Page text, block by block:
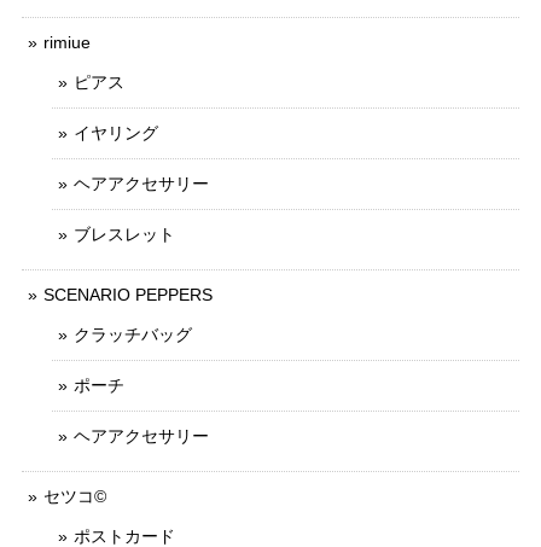
rimiue
ピアス
イヤリング
ヘアアクセサリー
ブレスレット
SCENARIO PEPPERS
クラッチバッグ
ポーチ
ヘアアクセサリー
セツコ©
ポストカード